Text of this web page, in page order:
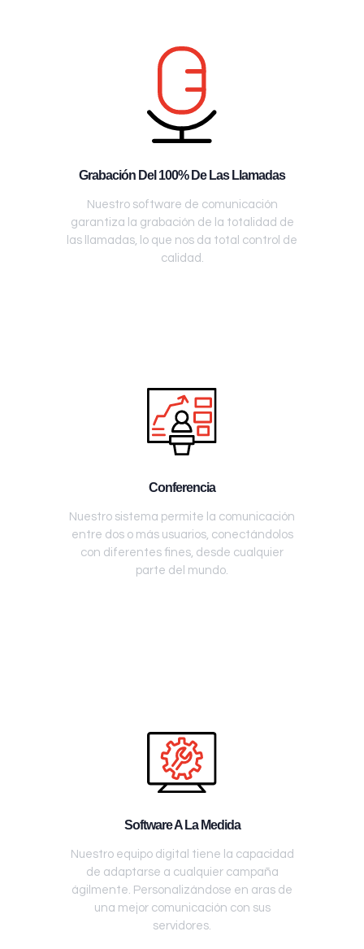
Grabación Del 100% De Las Llamadas
Nuestro software de comunicación
garantiza la grabación de la totalidad de
las llamadas, lo que nos da total control de
calidad.
Conferencia
Nuestro sistema permite la comunicación
entre dos o más usuarios, conectándolos
con diferentes fines, desde cualquier
parte del mundo.
Software A La Medida
Nuestro equipo digital tiene la capacidad
de adaptarse a cualquier campaña
ágilmente. Personalizándose en aras de
una mejor comunicación con sus
servidores.